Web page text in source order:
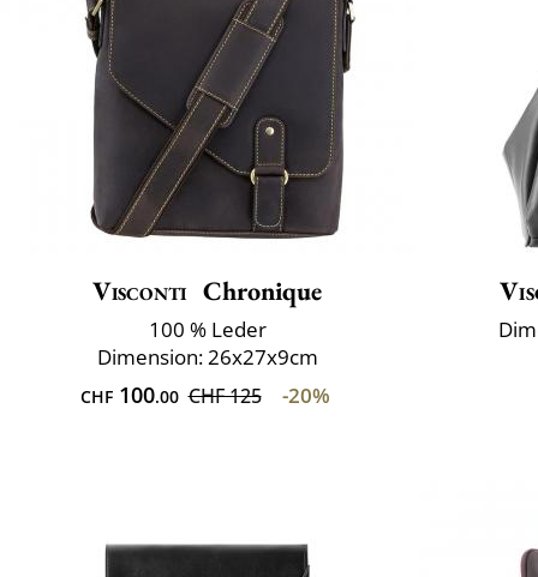
Visconti Chronique
100 % Leder
Dimension: 26x27x9cm
CHF100.00 CHF 125 -20%